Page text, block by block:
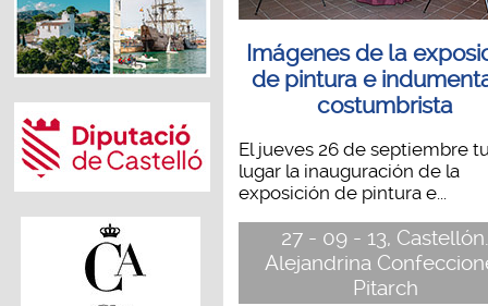
Imágenes de la
de pintura e
costumbrista
El jueves 26 de septiembre
lugar la inauguración de la
exposición de pintura e...
27 - 09 - 13,
Alejandrina
Pitarch